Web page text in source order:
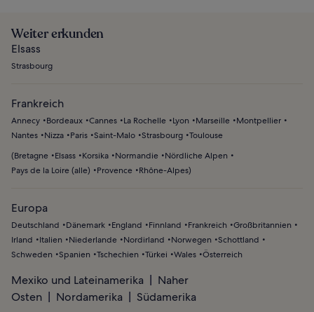
Weiter erkunden
Elsass
Strasbourg
Frankreich
Annecy Bordeaux Cannes La Rochelle Lyon Marseille
Montpellier
Nantes
Nizza Paris Saint-Malo Strasbourg Toulouse
(Bretagne Elsass Korsika Normandie
Nördliche Alpen
Pays de la Loire (alle)
Provence Rhône-Alpes)
Europa
Deutschland Dänemark England Finnland Frankreich
Großbritannien
Irland
Italien Niederlande Nordirland Norwegen
Schottland
Schweden
Spanien Tschechien Türkei Wales Österreich
Mexiko und Lateinamerika
Naher
Osten
Nordamerika Südamerika